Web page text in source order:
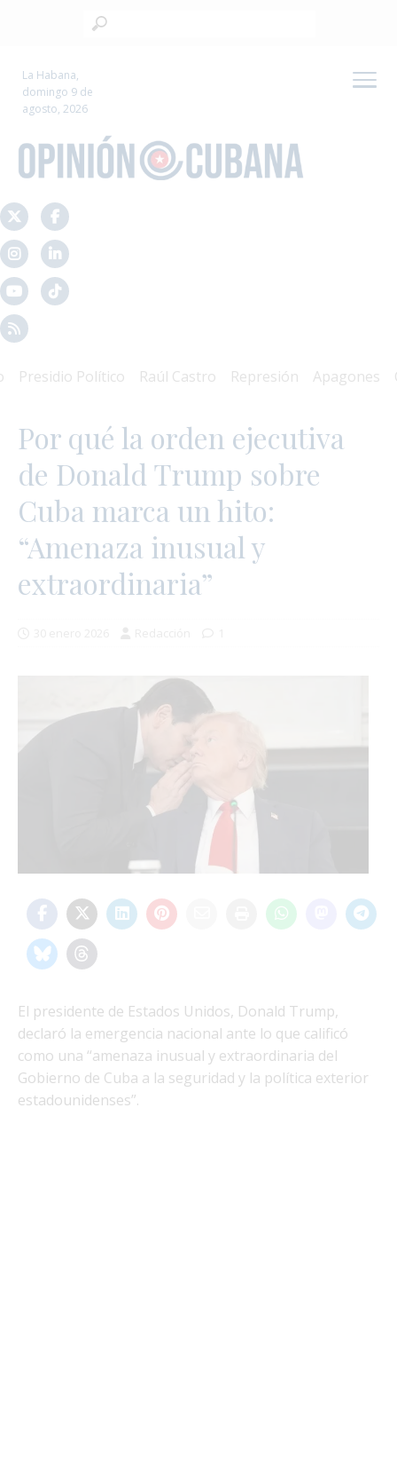
La Habana,
domingo 9 de
agosto, 2026
Político Raúl Castro Represión Apagones Crisis
Por qué la orden ejecutiva
de Donald Trump sobre
Cuba marca un hito:
“Amenaza inusual y
extraordinaria”
El presidente de Estados Unidos, Donald Trump,
declaró la emergencia nacional ante lo que calificó
como una “amenaza inusual y extraordinaria del
Gobierno de Cuba a la seguridad y la política exterior
estadounidenses”.